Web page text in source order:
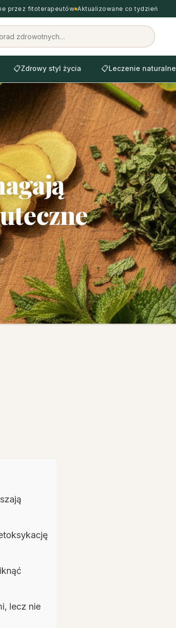
przez fitoterapeutów Aktualizowane co tydzień
📋Zdrowy styl życia 📋Leczenie naturalne
lecz nie